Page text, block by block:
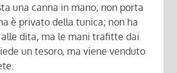
una canna in mano; non porta
è privato della tunica; non ha
dita, ma le mani trafitte dai
un tesoro, ma viene venduto